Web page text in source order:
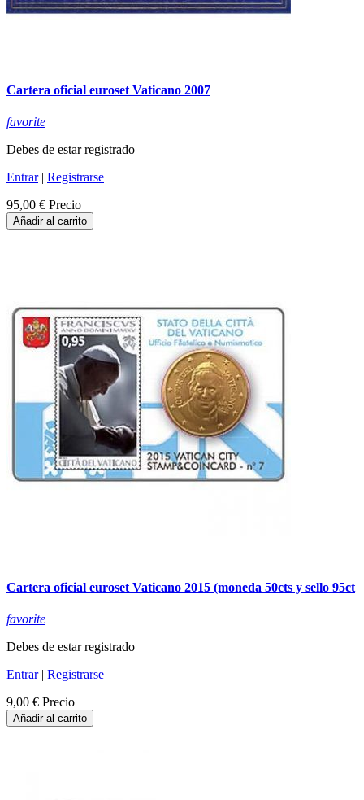
Cartera oficial euroset Vaticano 2007
favorite
Debes de estar registrado
Entrar| Registrarse
95,00 € Precio
Añadir al carrito
Cartera oficial euroset Vaticano 2015 (moneda 50cts y sello 95ct
favorite
Debes de estar registrado
Entrar| Registrarse
9,00 € Precio
Añadir al carrito